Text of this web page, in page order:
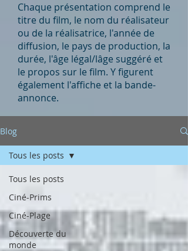
Chaque présentation comprend le
titre du film, le nom du réalisateur
ou de la réalisatrice, l'année de
diffusion, le pays de production, la
durée, l'âge légal/lâge suggéré et
le propos sur le film. Y figurent
également l'affiche et la bande-
annonce.
Blog
Tous les posts
Ciné-Prims
Ciné-Plage
Découverte du
monde
Tous les posts